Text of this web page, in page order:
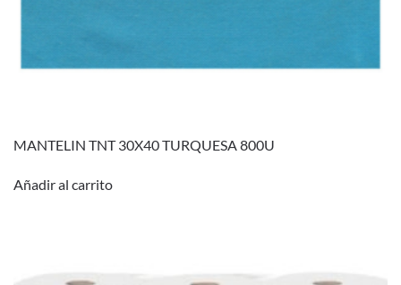
MANTELIN TNT 30X40 TURQUESA 800U
Añadir al carrito